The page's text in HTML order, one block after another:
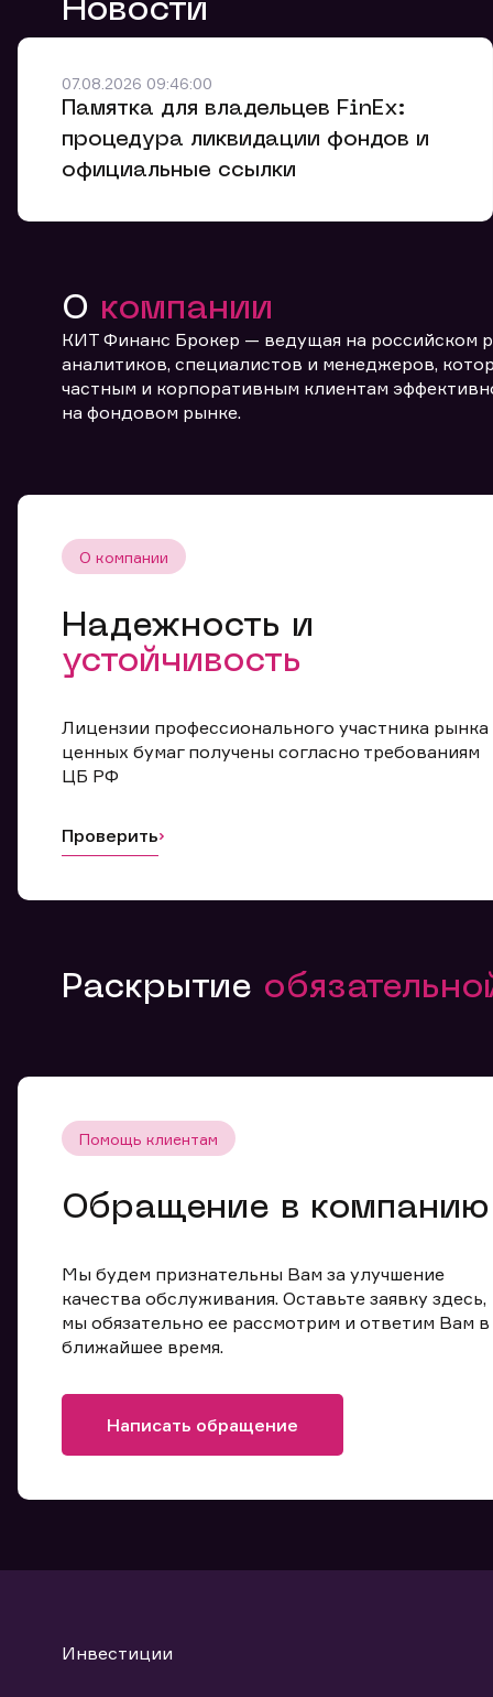
Новости
07.08.2026 09:46:00
Памятка для владельцев FinEx:
процедура ликвидации фондов и
официальные ссылки
О компании
КИТ Финанс Брокер — ведущая на российском
аналитиков, специалистов и менеджеров,
частным и корпоративным клиентам
на фондовом рынке.
О компании
Надежность и
устойчивость
Лицензии профессионального участника рынка
ценных бумаг получены согласно требованиям
ЦБ РФ
Проверить
Раскрытие
Помощь клиентам
Обращение в компанию
Мы будем признательны Вам за улучшение
качества обслуживания. Оставьте заявку здесь,
мы обязательно ее рассмотрим и ответим Вам в
ближайшее время.
Написать обращение
Инвестиции
Ваше